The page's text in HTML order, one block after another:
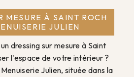
MESURE À SAINT ROCH
JULIEN
dressing sur mesure à Saint
l'espace de votre intérieur ?
Julien, située dans la